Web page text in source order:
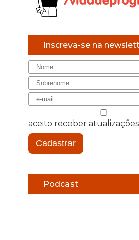
Inscreva-se na
aceito receber
Cadastrar
Podcast